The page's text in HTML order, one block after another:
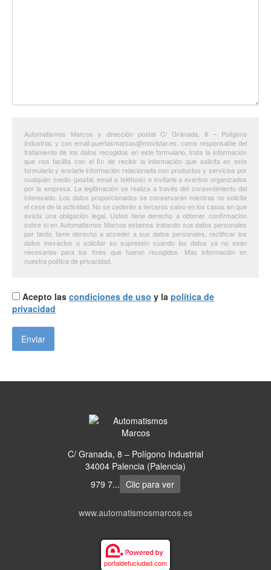
Automatismos Marcos y dirección postal C/ Granada, 8 – Polígono
Industrial, y con email puertasmarcos@movistar.es, como responsable del
tratamiento de los datos recogidos en este formulario, trata la información
que nos facilita con el fin de recibir la información que solicita en este
formulario y enviarle información relacionada con productos y servicios por
cualquier medio (postal, email o teléfono) e invitarle a eventos organizados
por la empresa. La legitimación se realiza a través del consentimiento del
interesado. Los datos proporcionados se conservarán mientras no solicite
el cese de la actividad. No se cederán a terceros salvo en los casos en que
exista una obligación legal. Usted tiene derecho a obtener confirmación
sobre si en Automatismos Marcos estamos tratando sus datos personales
por tanto, tiene derecho a acceder a sus datos personales, rectificar los
datos inexactos o solicitar su supresión cuando los datos ya no sean
necesarios para los fines que fueron recogidos. Más información en
nuestra política de privacidad.
Acepto las condiciones de uso y la política de
privacidad
C/ Granada, 8 – Polígono Industrial
34004 Palencia (Palencia)
979 7... Clic para ver
www.automatismosmarcos.es
portaldetuciudad.com